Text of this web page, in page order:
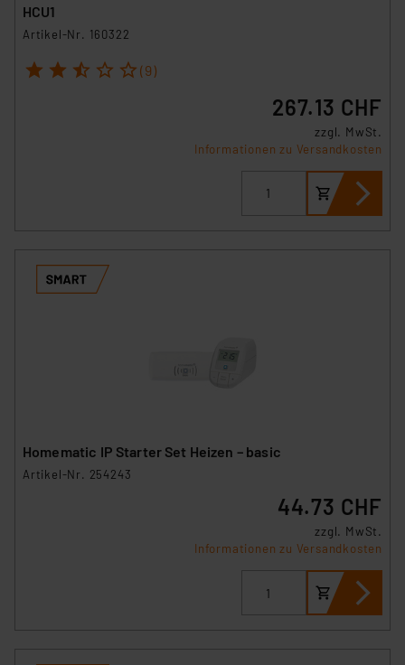
HCU1
Artikel-Nr. 160322
1 2 3 4 5 (9)
267.13 CHF
zzgl. MwSt.
Informationen zu Versandkosten
Homematic IP Starter Set Heizen – basic
Artikel-Nr. 254243
44.73 CHF
zzgl. MwSt.
Informationen zu Versandkosten